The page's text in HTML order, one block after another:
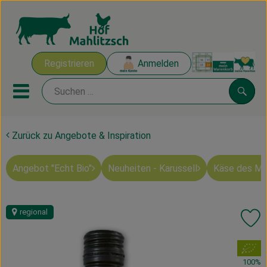
Registrieren Anmelden
Mobiles Menu öffnen oder
Ökokisten
Mahlitzscher Produkte
Obst & Gemüse
Zurück zu Angebote & Inspiration
Angebot "Echt Bio" Neuheiten - Karussell Käse des
regional
, Verband:
100%